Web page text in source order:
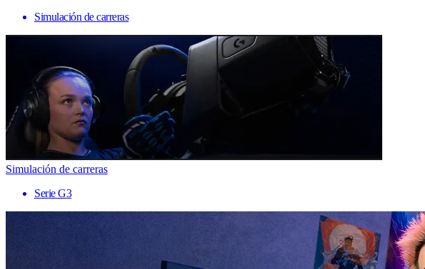
Simulación de carreras
Simulación de carreras
Serie G3